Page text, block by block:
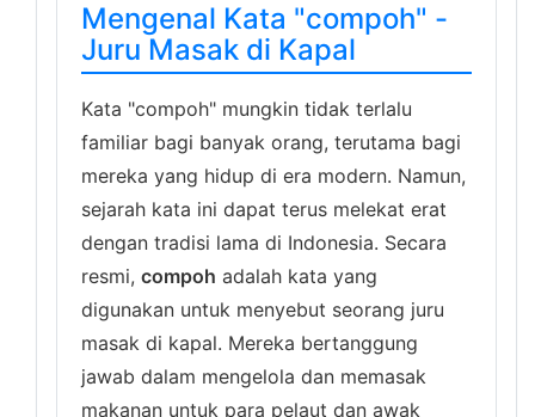
Mengenal Kata "compoh" -
Juru Masak di Kapal
Kata "compoh" mungkin tidak terlalu
familiar bagi banyak orang, terutama bagi
mereka yang hidup di era modern. Namun,
sejarah kata ini dapat terus melekat erat
dengan tradisi lama di Indonesia. Secara
resmi, compoh adalah kata yang
digunakan untuk menyebut seorang juru
masak di kapal. Mereka bertanggung
jawab dalam mengelola dan memasak
makanan untuk para pelaut dan awak